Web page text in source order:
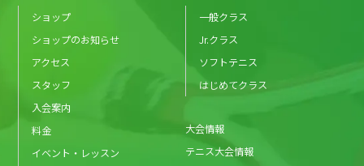
ショップ
ショップのお知らせ
アクセス
スタッフ
入会案内
料金
イベント・レッスン
一般クラス
Jr.クラス
ソフトテニス
はじめてクラス
大会情報
テニス大会情報